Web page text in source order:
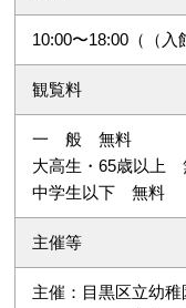
10:00〜18:00（（入
観覧料
一 般 無料
大高生・65歳以上
中学生以下 無料
主催等
主催：目黒区立幼